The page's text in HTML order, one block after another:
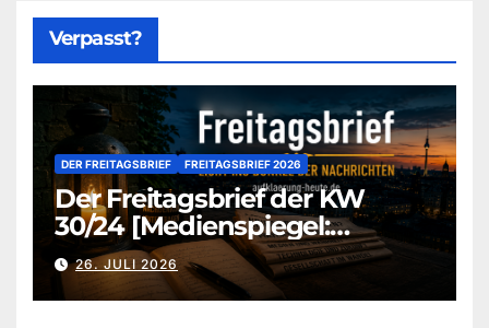
Verpasst?
DER FREITAGSBRIEF FREITAGSBRIEF 2026
Der Freitagsbrief der KW
30/24 [Medienspiegel:
aufklaerung-heute-de]
26. JULI 2026